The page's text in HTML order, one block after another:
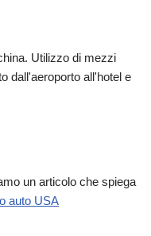
Utilizzo di mezzi
dall'aeroporto all'hotel e
un articolo che spiega
auto USA